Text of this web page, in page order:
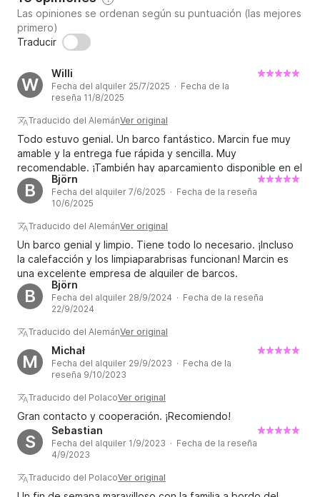
Las opiniones se ordenan según su puntuación (las mejores
primero)
Traducir
W
Willi
Fecha del alquiler 25/7/2025 · Fecha de la
reseña 11/8/2025
Traducido del AlemánVer original
Todo estuvo genial. Un barco fantástico. Marcin fue muy
amable y la entrega fue rápida y sencilla. Muy
recomendable. ¡También hay aparcamiento disponible en el
patio privado!
B
Björn
Fecha del alquiler 7/6/2025 · Fecha de la reseña
10/6/2025
Traducido del AlemánVer original
Un barco genial y limpio. Tiene todo lo necesario. ¡Incluso
la calefacción y los limpiaparabrisas funcionan! Marcin es
una excelente empresa de alquiler de barcos.
¡Recomiendo este alquiler a todo el mundo!
B
Björn
Fecha del alquiler 28/9/2024 · Fecha de la reseña
22/9/2024
Traducido del AlemánVer original
M
Michał
Fecha del alquiler 29/9/2023 · Fecha de la
reseña 9/10/2023
Traducido del PolacoVer original
Gran contacto y cooperación. ¡Recomiendo!
S
Sebastian
Fecha del alquiler 1/9/2023 · Fecha de la reseña
4/9/2023
Traducido del PolacoVer original